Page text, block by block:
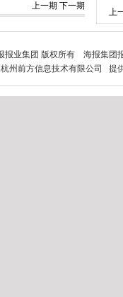
上一期 下一期
上